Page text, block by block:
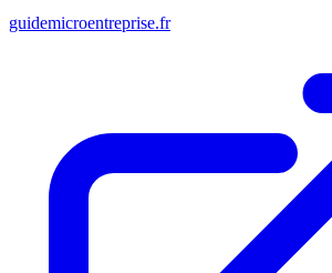
guidemicroentreprise.fr